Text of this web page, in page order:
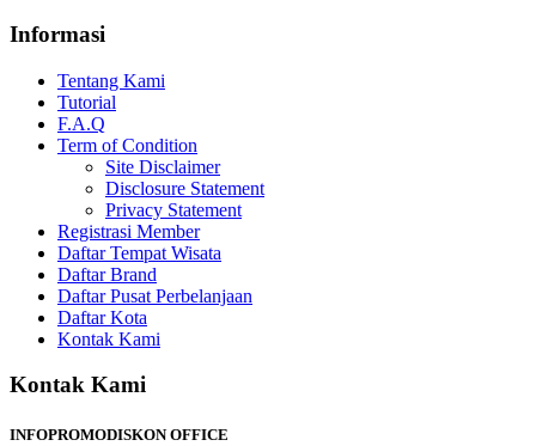
Informasi
Tentang Kami
Tutorial
F.A.Q
Term of Condition
Site Disclaimer
Disclosure Statement
Privacy Statement
Registrasi Member
Daftar Tempat Wisata
Daftar Brand
Daftar Pusat Perbelanjaan
Daftar Kota
Kontak Kami
Kontak Kami
INFOPROMODISKON OFFICE